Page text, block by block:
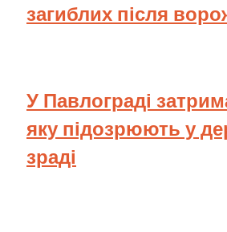
загиблих після
У Павлограді
яку підозрюють у
зраді